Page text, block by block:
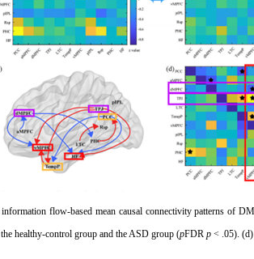
flow-based mean causal connectivity patterns of
healthy-control group and the ASD group (pFDR p < .05).